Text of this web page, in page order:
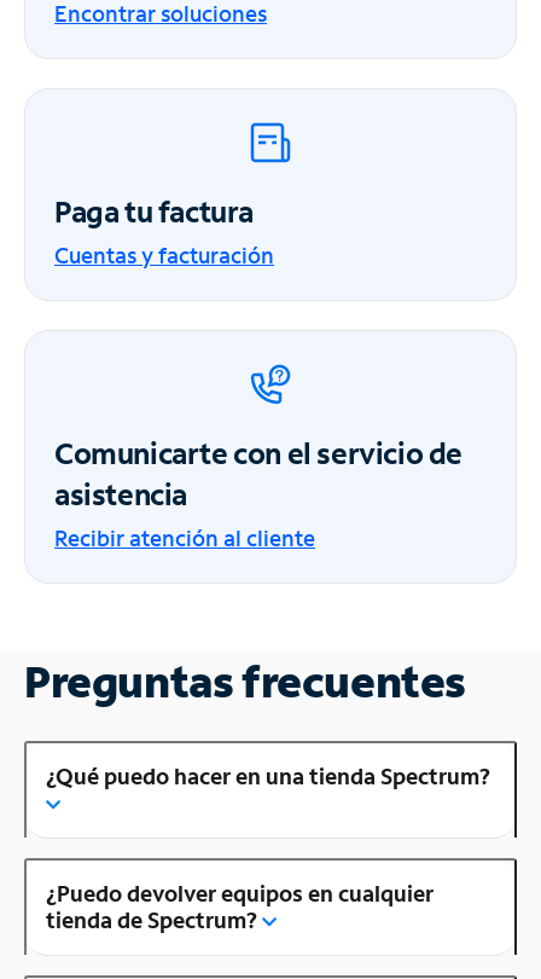
Encontrar soluciones
Paga tu factura
Cuentas y facturación
Comunicarte con el servicio de
asistencia
Recibir atención al cliente
Preguntas frecuentes
¿Qué puedo hacer en una tienda Spectrum?
¿Puedo devolver equipos en cualquier
tienda de Spectrum?